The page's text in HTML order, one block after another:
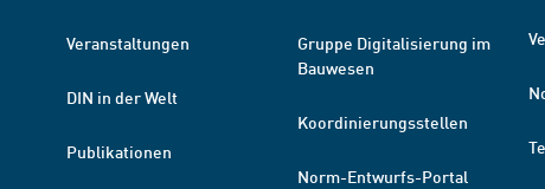
Veranstaltungen
DIN in der Welt
Publikationen
Gruppe Digitalisierung im
Bauwesen
Koordinierungsstellen
Norm-Entwurfs-Portal